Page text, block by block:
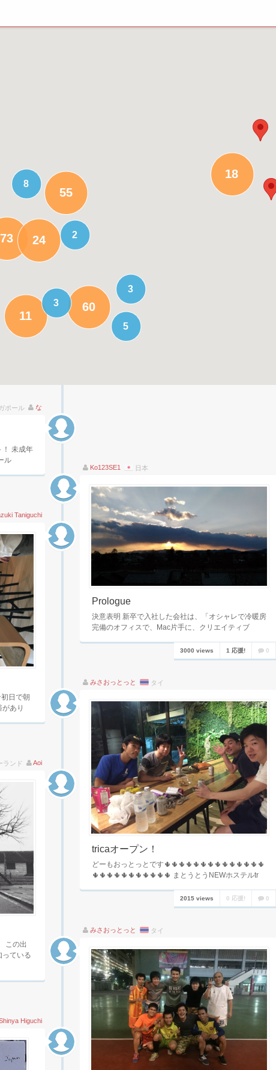
18
73
55
5
24
60
11
8
3
2
3
！ 未成年
ル
な
ポール
Prologue
決意表明 新卒で入社した会社は、「オシャレで冷暖房
完備のオフィスで、Mac片手に、クリエイティブ
Ko123SE1 日本
3000 views 1 応援! 0
日で朝
あり
Taniguchi
tricaオープン！
どーもおっとっとです🌵🌵🌵🌵🌵🌵🌵🌵🌵🌵🌵🌵🌵🌵
🌵🌵🌵🌵🌵🌵🌵🌵🌵🌵🌵 まとうとうNEWホステルtr
みさおっとっと タイ
2015 views 0 応援! 0
この出
っている
Aoi
ランド
みさおっとっと タイ
Higuchi